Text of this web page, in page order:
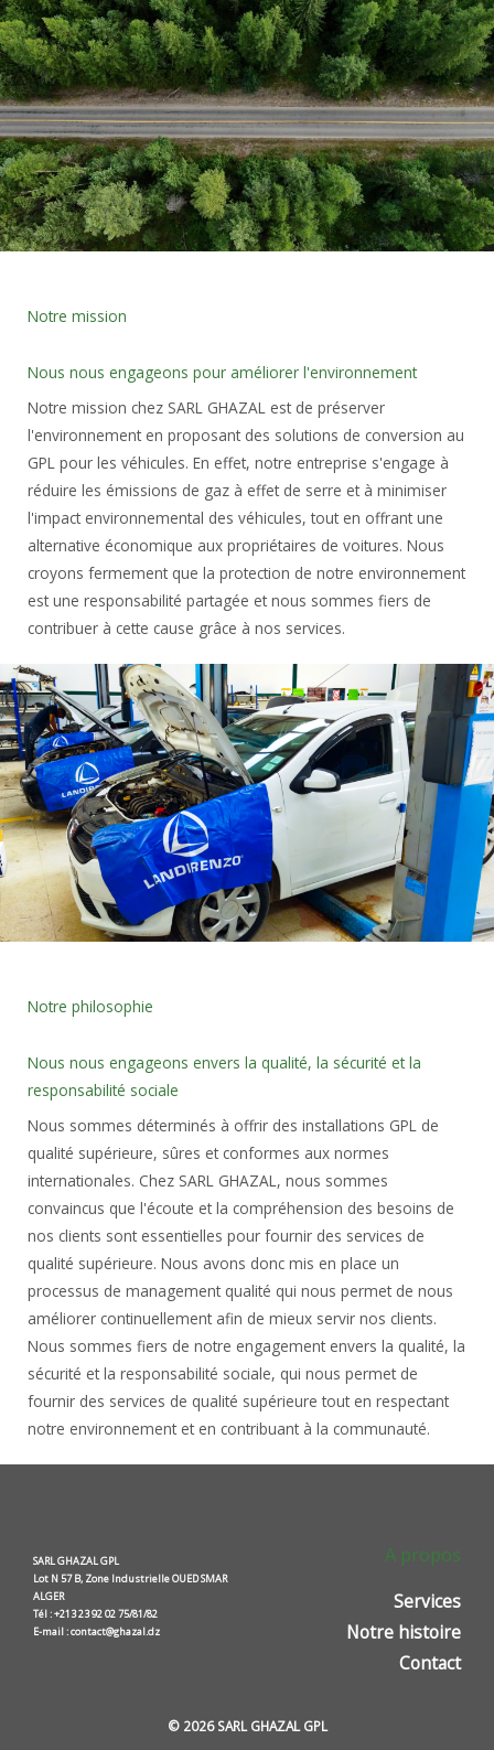
Notre mission
Nous nous engageons pour améliorer l'environnement
Notre mission chez SARL GHAZAL est de préserver
l'environnement en proposant des solutions de conversion au
GPL pour les véhicules. En effet, notre entreprise s'engage à
réduire les émissions de gaz à effet de serre et à minimiser
l'impact environnemental des véhicules, tout en offrant une
alternative économique aux propriétaires de voitures. Nous
croyons fermement que la protection de notre environnement
est une responsabilité partagée et nous sommes fiers de
contribuer à cette cause grâce à nos services.
Notre philosophie
Nous nous engageons envers la qualité, la sécurité et la
responsabilité sociale
Nous sommes déterminés à offrir des installations GPL de
qualité supérieure, sûres et conformes aux normes
internationales. Chez SARL GHAZAL, nous sommes
convaincus que l'écoute et la compréhension des besoins de
nos clients sont essentielles pour fournir des services de
qualité supérieure. Nous avons donc mis en place un
processus de management qualité qui nous permet de nous
améliorer continuellement afin de mieux servir nos clients.
Nous sommes fiers de notre engagement envers la qualité, la
sécurité et la responsabilité sociale, qui nous permet de
fournir des services de qualité supérieure tout en respectant
notre environnement et en contribuant à la communauté.
SARL GHAZAL GPL
Lot N 57 B, Zone Industrielle OUED SMAR
ALGER
Tél : +213 23 92 02 75/81/82
E-mail : contact@ghazal.dz
A propos
Services
Notre histoire
Contact
© 2026 SARL GHAZAL GPL